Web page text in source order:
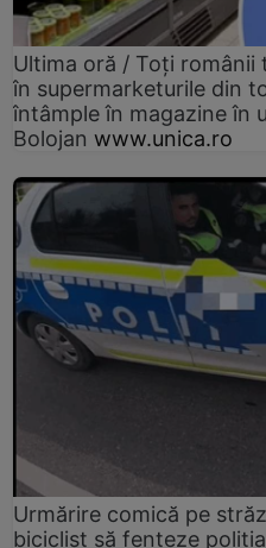
Ultima oră / Toți românii
în supermarketurile din
întâmple în magazine în
Bolojan www.unica.ro
Urmărire comică pe
biciclist să fenteze